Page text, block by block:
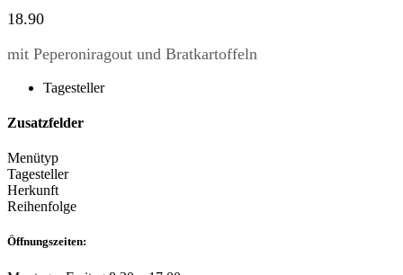
18.90
mit Peperoniragout und Bratkartoffeln
Tagesteller
Zusatzfelder
Menütyp
Tagesteller
Herkunft
Reihenfolge
Öffnungszeiten: